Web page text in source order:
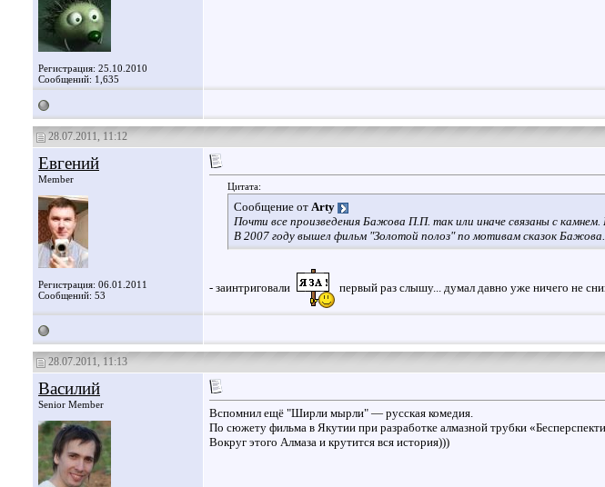
Регистрация: 25.10.2010
Сообщений: 1,635
28.07.2011, 11:12
Евгений
Member
Регистрация: 06.01.2011
Сообщений: 53
Цитата:
Сообщение от Arty
Почти все произведения Бажова П.П. так или иначе связаны с
В 2007 году вышел фильм "Золотой полоз" по мотивам сказок
- заинтриговали первый раз слышу... думал давно уже ничего не
28.07.2011, 11:13
Василий
Senior Member
Вспомнил ещё "Ширли мырли" — русская комедия.
По сюжету фильма в Якутии при разработке алмазной трубки
Вокруг этого Алмаза и крутится вся история)))